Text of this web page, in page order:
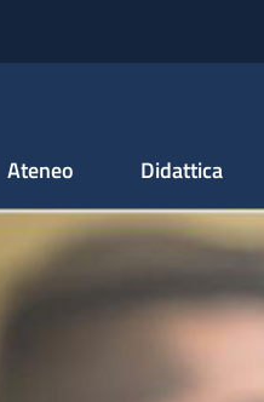
Ateneo Didattica